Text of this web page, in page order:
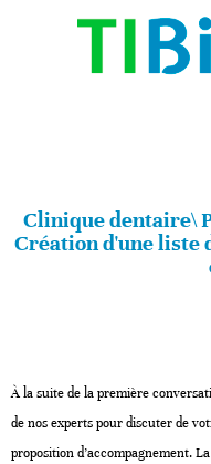
Clinique dentaire\
Création d'une liste
À la suite de la première
de nos experts pour discuter de
proposition d’accompagnement.